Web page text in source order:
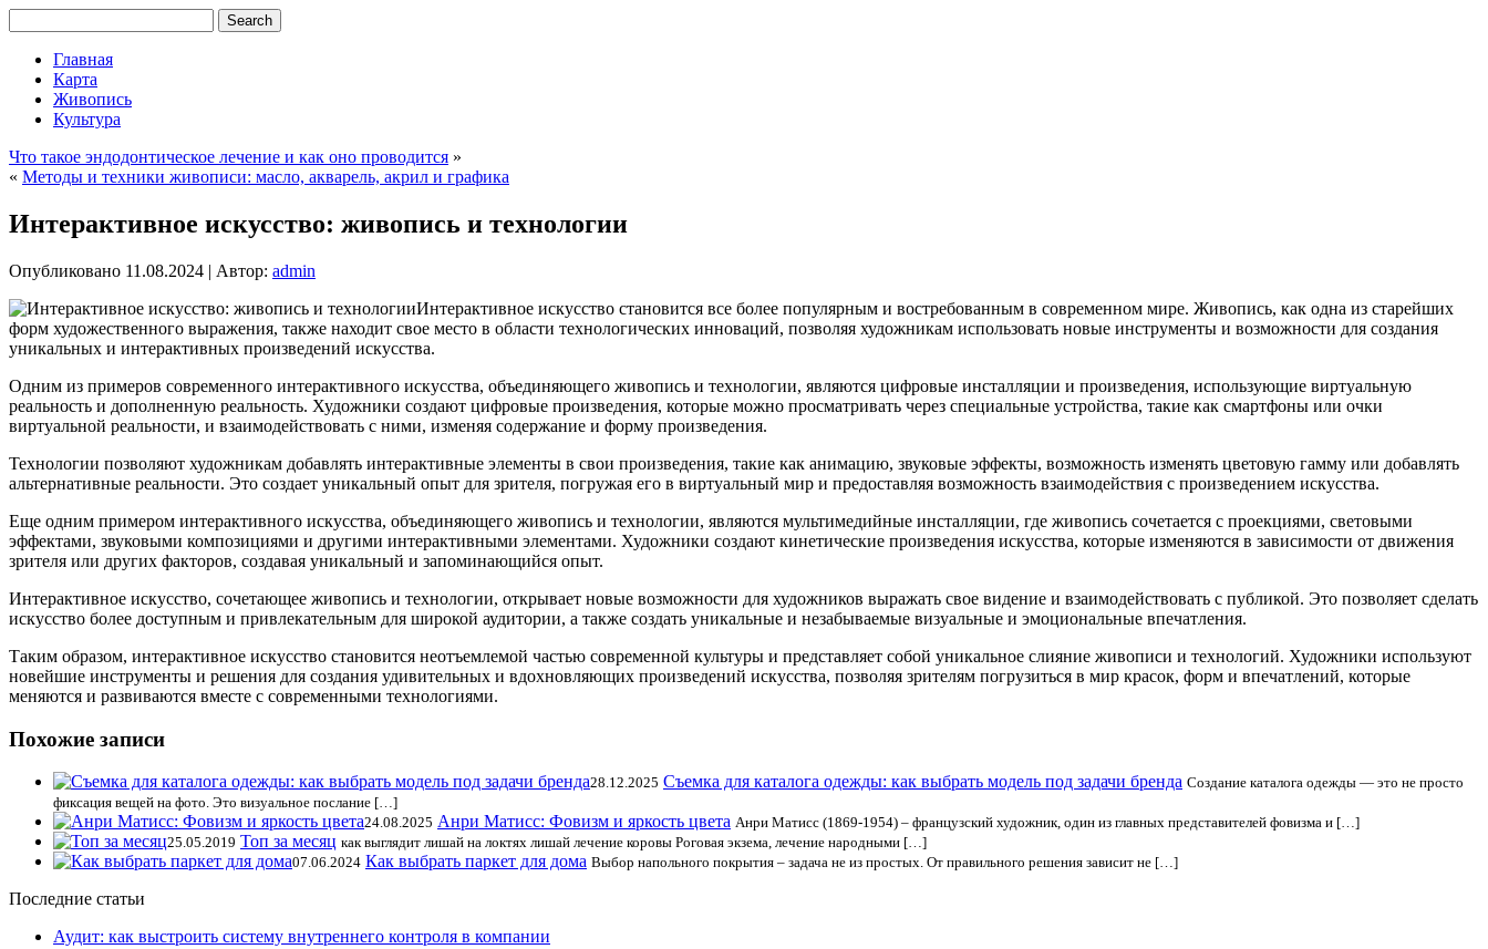
Главная
Карта
Живопись
Культура
Что такое эндодонтическое лечение и как оно проводится »
« Методы и техники живописи: масло, акварель, акрил и графика
Интерактивное искусство: живопись и технологии
Опубликовано 11.08.2024 | Автор: admin
Интерактивное искусство становится все более популярным и востребованным в современном мире. Живопись, как одна из старейших
форм художественного выражения, также находит свое место в области технологических инноваций, позволяя художникам использовать новые инструменты и возможности для создания
уникальных и интерактивных произведений искусства.
Одним из примеров современного интерактивного искусства, объединяющего живопись и технологии, являются цифровые инсталляции и произведения, использующие виртуальную
реальность и дополненную реальность. Художники создают цифровые произведения, которые можно просматривать через специальные устройства, такие как смартфоны или очки
виртуальной реальности, и взаимодействовать с ними, изменяя содержание и форму произведения.
Технологии позволяют художникам добавлять интерактивные элементы в свои произведения, такие как анимацию, звуковые эффекты, возможность изменять цветовую гамму или добавлять
альтернативные реальности. Это создает уникальный опыт для зрителя, погружая его в виртуальный мир и предоставляя возможность взаимодействия с произведением искусства.
Еще одним примером интерактивного искусства, объединяющего живопись и технологии, являются мультимедийные инсталляции, где живопись сочетается с проекциями, световыми
эффектами, звуковыми композициями и другими интерактивными элементами. Художники создают кинетические произведения искусства, которые изменяются в зависимости от движения
зрителя или других факторов, создавая уникальный и запоминающийся опыт.
Интерактивное искусство, сочетающее живопись и технологии, открывает новые возможности для художников выражать свое видение и взаимодействовать с публикой. Это позволяет сделать
искусство более доступным и привлекательным для широкой аудитории, а также создать уникальные и незабываемые визуальные и эмоциональные впечатления.
Таким образом, интерактивное искусство становится неотъемлемой частью современной культуры и представляет собой уникальное слияние живописи и технологий. Художники используют
новейшие инструменты и решения для создания удивительных и вдохновляющих произведений искусства, позволяя зрителям погрузиться в мир красок, форм и впечатлений, которые
меняются и развиваются вместе с современными технологиями.
Похожие записи
28.12.2025 Съемка для каталога одежды: как выбрать модель под задачи бренда Создание каталога одежды — это не просто
фиксация вещей на фото. Это визуальное послание […]
24.08.2025 Анри Матисс: Фовизм и яркость цвета Анри Матисс (1869-1954) – французский художник, один из главных представителей фовизма и […]
25.05.2019 Топ за месяц как выглядит лишай на локтях лишай лечение коровы Роговая экзема, лечение народными […]
07.06.2024 Как выбрать паркет для дома Выбор напольного покрытия – задача не из простых. От правильного решения зависит не […]
Последние статьи
Аудит: как выстроить систему внутреннего контроля в компании